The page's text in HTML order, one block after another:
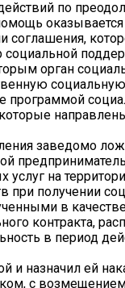
по
соглашения,
орган
программой
заведомо
услуг на
получении
в
контракта,
в период
и назначил ей
с